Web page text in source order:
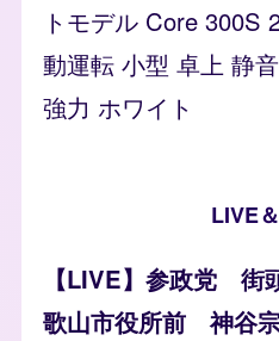
トモデル Core 300S
動運転 小型 卓上 静
強力 ホワイト
LIVE
【LIVE】参政党
歌山市役所前 神谷